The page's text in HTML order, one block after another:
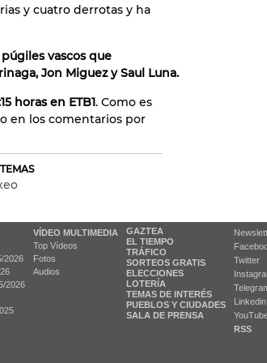
y cuatro derrotas y ha
púgiles vascos que
Jon Miguez y Saul Luna.
horas en ETB1. Como es
en los comentarios por
2026
2026
VÍDEO MULTIMEDIA
Top Vídeos
Fotos
Audios
GAZTEA
EL TIEMPO
TRÁFICO
SORTEOS GRATIS
ELECCIONES
LOTERÍA
TEMAS DE INTERÉS
PUEBLOS Y CIUDADES
SALA DE PRENSA
Twitter
Linkedin
RSS